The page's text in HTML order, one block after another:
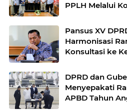
PPLH Melalui
Pansus XV
Harmonisasi
Konsultasi ke
DPRD dan
Menyepakati
APBD Tahun